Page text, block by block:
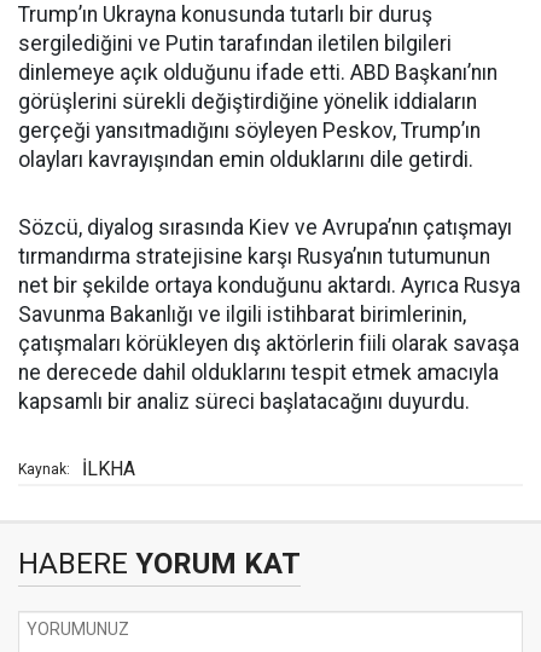
Trump’ın Ukrayna konusunda tutarlı bir duruş
sergilediğini ve Putin tarafından iletilen bilgileri
dinlemeye açık olduğunu ifade etti. ABD Başkanı’nın
görüşlerini sürekli değiştirdiğine yönelik iddiaların
gerçeği yansıtmadığını söyleyen Peskov, Trump’ın
olayları kavrayışından emin olduklarını dile getirdi.
Sözcü, diyalog sırasında Kiev ve Avrupa’nın çatışmayı
tırmandırma stratejisine karşı Rusya’nın tutumunun
net bir şekilde ortaya konduğunu aktardı. Ayrıca Rusya
Savunma Bakanlığı ve ilgili istihbarat birimlerinin,
çatışmaları körükleyen dış aktörlerin fiili olarak savaşa
ne derecede dahil olduklarını tespit etmek amacıyla
kapsamlı bir analiz süreci başlatacağını duyurdu.
Kaynak: İLKHA
HABERE YORUM KAT